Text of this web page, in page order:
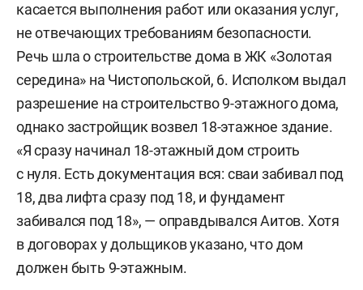
касается выполнения работ или оказания услуг,
не отвечающих требованиям безопасности.
Речь шла о строительстве дома в ЖК «Золотая
середина» на Чистопольской, 6. Исполком выдал
разрешение на строительство 9-этажного дома,
однако застройщик возвел 18-этажное здание.
«Я сразу начинал 18-этажный дом строить
с нуля. Есть документация вся: сваи забивал под
18, два лифта сразу под 18, и фундамент
забивался под 18», — оправдывался Аитов. Хотя
в договорах у дольщиков указано, что дом
должен быть 9-этажным.